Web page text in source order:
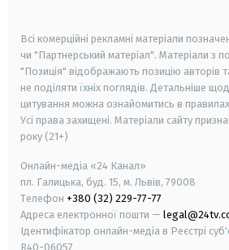
Всі комерційні рекламні матеріали
чи "Партнерський матеріал". Матеріали з
"Позиція" відображають позицію авторів
не поділяти їхніх поглядів. Детальніше
цитування можна ознайомитись в
Усі права захищені. Матеріали сайту
року (21+)
Онлайн-медіа «24 Канал»
пл. Галицька, буд. 15, м. Львів, 79008
Телефон +380 (32) 229-77-77
Адреса електронної пошти —
Ідентифікатор онлайн-медіа в Реєстрі
R40-06057